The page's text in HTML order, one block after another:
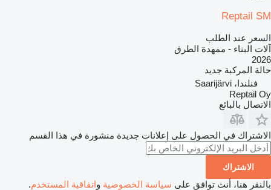
Reptail SM
السعر عند الطلب
آلات البناء - ممهدة الطرق
2026
حالة المركبة جديد
فنلندا، Saarijärvi
Reptail Oy
الاتصال بالبائع
الاشتراك في الحصول على إعلانات جديدة منشورة في هذا القسم
الاشتراك
بالنقر هنا، أنت توافق على سياسة الخصوصية واتفاقية المستخدم.